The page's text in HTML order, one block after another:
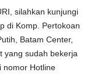
silahkan kunjungi
di Komp. Pertokoan
Batam Center,
yang sudah bekerja
nomor Hotline